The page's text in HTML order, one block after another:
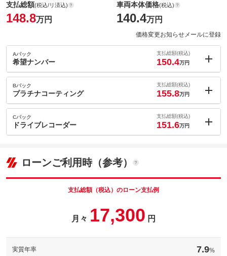
支払総額(税込/リ済込)
148.8万円
車両本体価格(税込)
140.4万円
価格変更お知らせメールに登録
Aパック
希望ナンバー
支払総額(税込)
150.4万円
内：オプシ
ョン価格
(税込)
車両本体価
140.4万円
パック内容
は抽選になることがございます。
Bパック
プラチナコーティング
支払総額(税込)
155.8万円
内：オプシ
ョン価格
(税込)
車両本体価
性が持続！※表示価格は普通車ＬＬサイズの価格です。他サイズ
の価格については下記の通りです。軽自動車３９，９００円、普
備考
Cパック
ドライブレコーダー
支払総額(税込)
151.6万円
車両本体価
140.4
望の機種がある場合、追加費用がかかります。ご了承ください。
ローンご利用時（参考）
支払総額（税込）のローン支払例
月々 17,300 円
実質年率 7.9%